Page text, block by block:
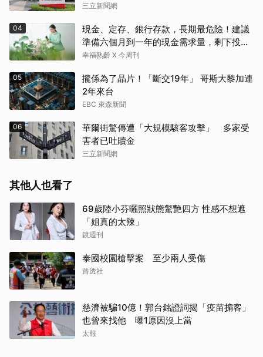
三立新聞網
04
現金、定存、銀行存款，長期最危險！建議
準備六個月到一年的現金需求量，剩下投資
這2個
幸福熟齡 X 今周刊
05
攏係為了晶片！「斷交19年」 哥斯大黎加連
2年來台
EBC 東森新聞
06
華爾街驚傳遭「大規模駭客攻擊」 多家受
害者已吐贖金
三立新聞網
其他人也看了
69歲陸小芬曬照狀態驚艷四方 性感不想遮
「姐真的太辣」
鏡週刊
泰國校園槍擊案 至少兩人受傷
路透社
慈濟被騙10億！郭台銘證詞揭「疫苗掮客」
也曾來找他 曝1原因沒上當
太報